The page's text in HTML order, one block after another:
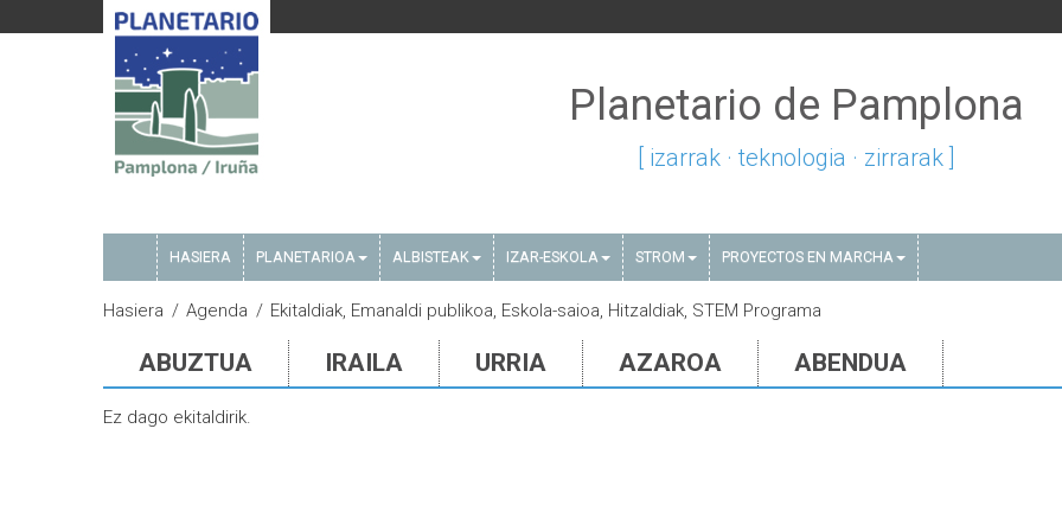
Planetario de Pamplona
[ izarrak · teknologia · zirrarak ]
HASIERA PLANETARIOA ALBISTEAK IZAR-ESKOLA STROM PROYECTOS EN MARCHA
Hasiera Agenda Ekitaldiak, Emanaldi publikoa, Eskola-saioa, Hitzaldiak, STEM Programa
ABUZTUA IRAILA URRIA AZAROA ABENDUA
Ez dago ekitaldirik.